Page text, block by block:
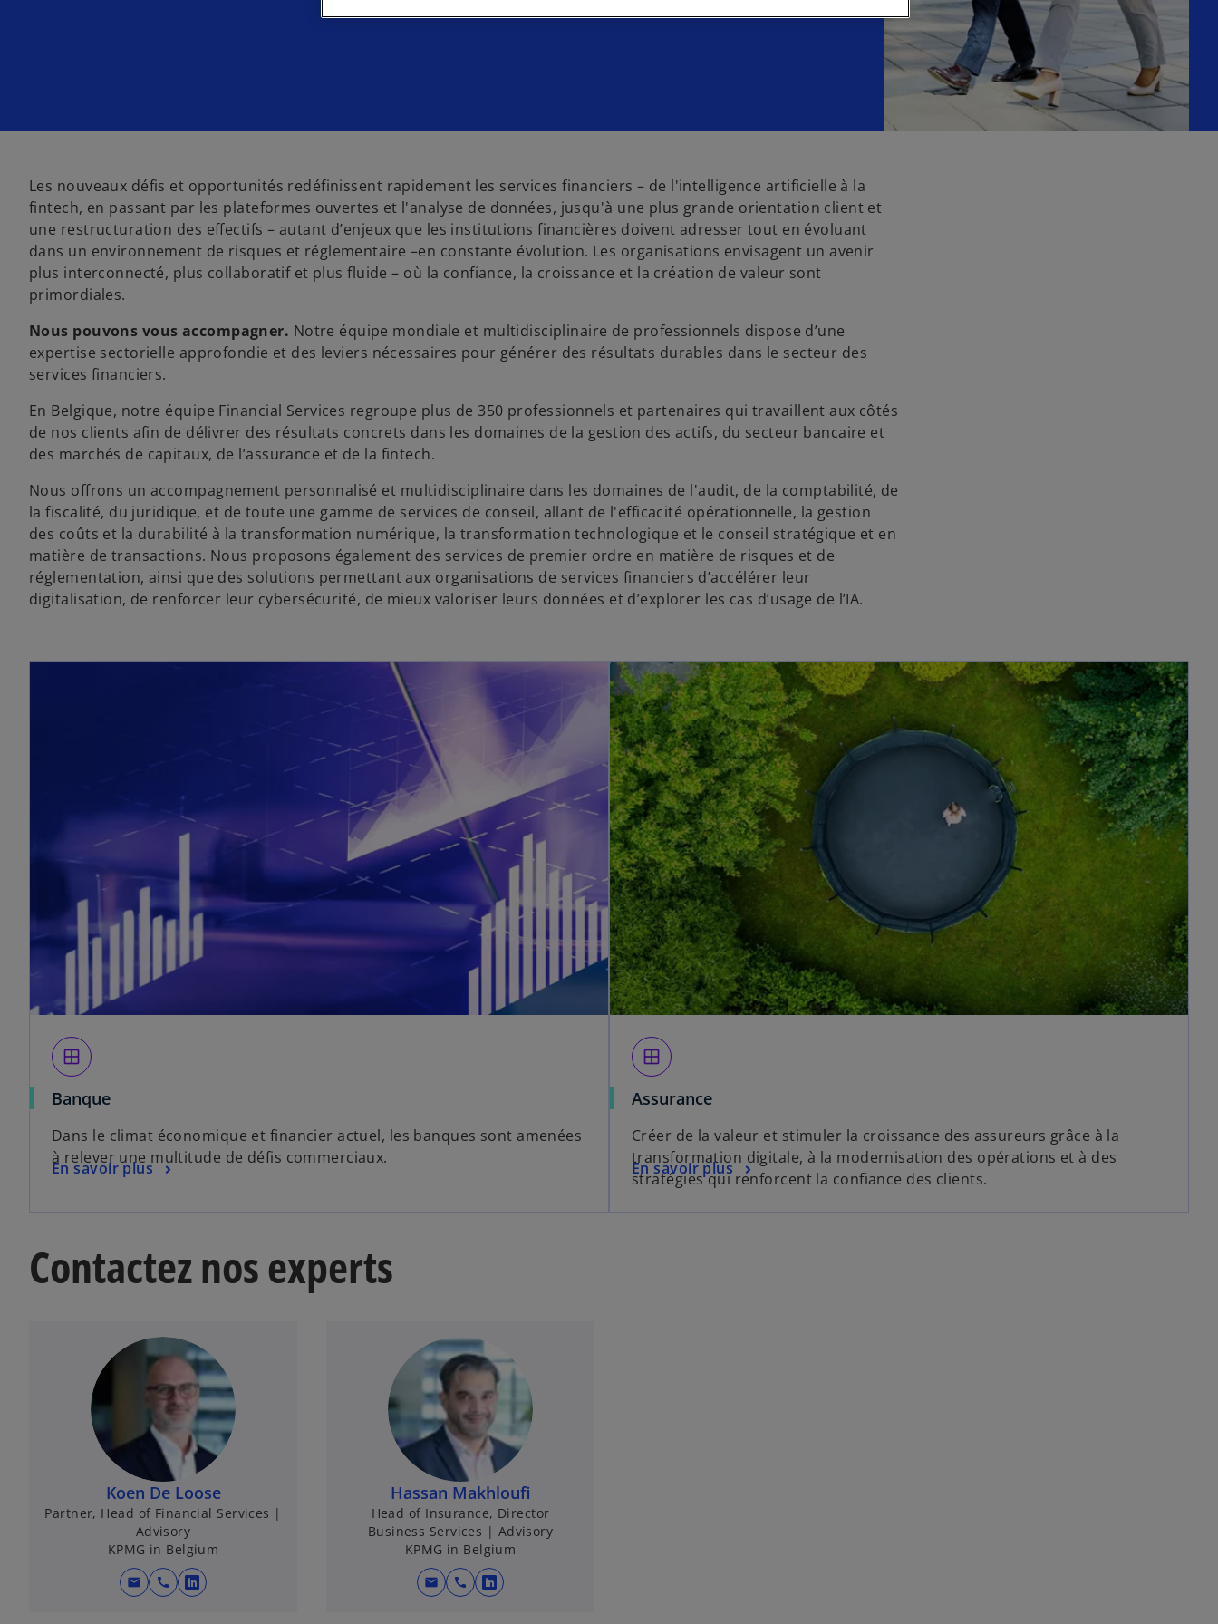
Les nouveaux défis et opportunités redéfinissent rapidement les services financiers – de l'intelligence artificielle à la
fintech, en passant par les plateformes ouvertes et l'analyse de données, jusqu'à une plus grande orientation client et
une restructuration des effectifs – autant d’enjeux que les institutions financières doivent adresser tout en évoluant
dans un environnement de risques et réglementaire –en constante évolution. Les organisations envisagent un avenir
plus interconnecté, plus collaboratif et plus fluide – où la confiance, la croissance et la création de valeur sont
primordiales.
Nous pouvons vous accompagner. Notre équipe mondiale et multidisciplinaire de professionnels dispose d’une
expertise sectorielle approfondie et des leviers nécessaires pour générer des résultats durables dans le secteur des
services financiers.
En Belgique, notre équipe Financial Services regroupe plus de 350 professionnels et partenaires qui travaillent aux côtés
de nos clients afin de délivrer des résultats concrets dans les domaines de la gestion des actifs, du secteur bancaire et
des marchés de capitaux, de l’assurance et de la fintech.
Nous offrons un accompagnement personnalisé et multidisciplinaire dans les domaines de l'audit, de la comptabilité, de
la fiscalité, du juridique, et de toute une gamme de services de conseil, allant de l'efficacité opérationnelle, la gestion
des coûts et la durabilité à la transformation numérique, la transformation technologique et le conseil stratégique et en
matière de transactions. Nous proposons également des services de premier ordre en matière de risques et de
réglementation, ainsi que des solutions permettant aux organisations de services financiers d’accélérer leur
digitalisation, de renforcer leur cybersécurité, de mieux valoriser leurs données et d’explorer les cas d’usage de l’IA.
window
Banque
Dans le climat économique et financier actuel, les banques sont amenées
à relever une multitude de défis commerciaux.
En savoir plus
window
Assurance
Créer de la valeur et stimuler la croissance des assureurs grâce à la
transformation digitale, à la modernisation des opérations et à des
stratégies qui renforcent la confiance des clients.
En savoir plus
Contactez nos experts
Koen De Loose
Partner, Head of Financial Services |
Advisory
KPMG in Belgium
mail call
s
Hassan Makhloufi
Head of Insurance, Director
Business Services | Advisory
KPMG in Belgium
mail call
s